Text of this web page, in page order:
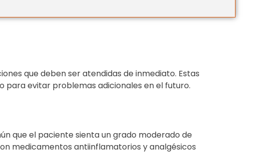
que deben ser atendidas de inmediato. Estas
para evitar problemas adicionales en el futuro.
que el paciente sienta un grado moderado de
medicamentos antiinflamatorios y analgésicos